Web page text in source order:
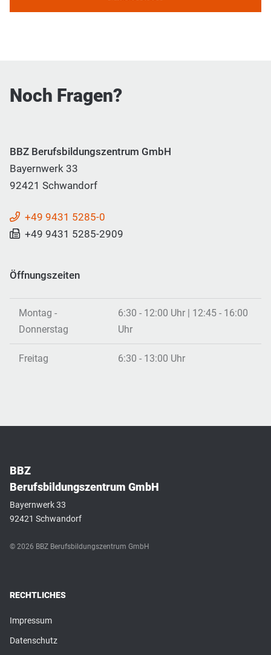
Noch Fragen?
BBZ Berufsbildungszentrum GmbH
Bayernwerk 33
92421 Schwandorf
+49 9431 5285-0
+49 9431 5285-2909
Öffnungszeiten
Montag -
Donnerstag
6:30 - 12:00 Uhr | 12:45 - 16:00
Uhr
Freitag 6:30 - 13:00 Uhr
BBZ
Berufsbildungszentrum GmbH
Bayernwerk 33
92421 Schwandorf
© 2026 BBZ Berufsbildungszentrum GmbH
RECHTLICHES
Impressum
Datenschutz